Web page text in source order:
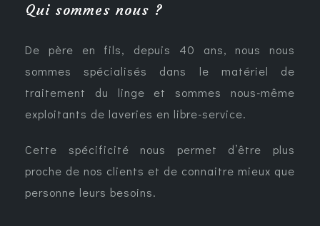
Qui sommes nous ?
De père en fils, depuis 40 ans, nous nous
sommes spécialisés dans le matériel de
traitement du linge et sommes nous-même
exploitants de laveries en libre-service.
Cette spécificité nous permet d’être plus
proche de nos clients et de connaitre mieux que
personne leurs besoins.